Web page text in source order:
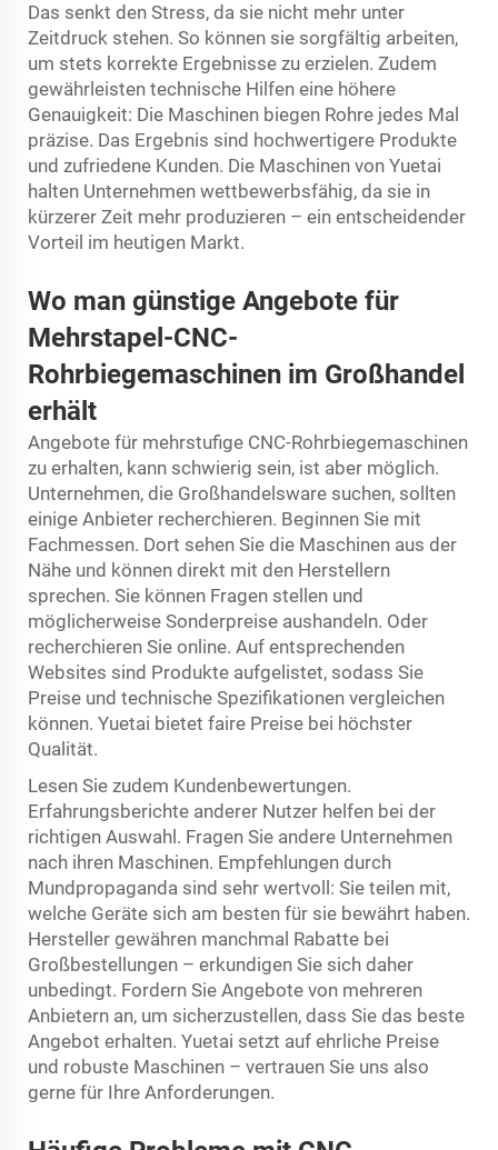
Das senkt den Stress, da sie nicht mehr unter
Zeitdruck stehen. So können sie sorgfältig arbeiten,
um stets korrekte Ergebnisse zu erzielen. Zudem
gewährleisten technische Hilfen eine höhere
Genauigkeit: Die Maschinen biegen Rohre jedes Mal
präzise. Das Ergebnis sind hochwertigere Produkte
und zufriedene Kunden. Die Maschinen von Yuetai
halten Unternehmen wettbewerbsfähig, da sie in
kürzerer Zeit mehr produzieren – ein entscheidender
Vorteil im heutigen Markt.
Wo man günstige Angebote für
Mehrstapel-CNC-
Rohrbiegemaschinen im Großhandel
erhält
Angebote für mehrstufige CNC-Rohrbiegemaschinen
zu erhalten, kann schwierig sein, ist aber möglich.
Unternehmen, die Großhandelsware suchen, sollten
einige Anbieter recherchieren. Beginnen Sie mit
Fachmessen. Dort sehen Sie die Maschinen aus der
Nähe und können direkt mit den Herstellern
sprechen. Sie können Fragen stellen und
möglicherweise Sonderpreise aushandeln. Oder
recherchieren Sie online. Auf entsprechenden
Websites sind Produkte aufgelistet, sodass Sie
Preise und technische Spezifikationen vergleichen
können. Yuetai bietet faire Preise bei höchster
Qualität.
Lesen Sie zudem Kundenbewertungen.
Erfahrungsberichte anderer Nutzer helfen bei der
richtigen Auswahl. Fragen Sie andere Unternehmen
nach ihren Maschinen. Empfehlungen durch
Mundpropaganda sind sehr wertvoll: Sie teilen mit,
welche Geräte sich am besten für sie bewährt haben.
Hersteller gewähren manchmal Rabatte bei
Großbestellungen – erkundigen Sie sich daher
unbedingt. Fordern Sie Angebote von mehreren
Anbietern an, um sicherzustellen, dass Sie das beste
Angebot erhalten. Yuetai setzt auf ehrliche Preise
und robuste Maschinen – vertrauen Sie uns also
gerne für Ihre Anforderungen.